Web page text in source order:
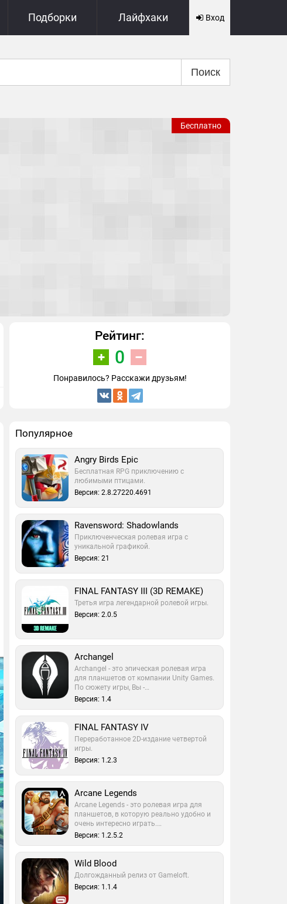
Подборки Лайфхаки Вход
Поиск
Бесплатно
Рейтинг:
0
Понравилось? Расскажи друзьям!
Популярное
Angry Birds Epic
Бесплатная RPG приключению с
любимыми птицами.
Версия: 2.8.27220.4691
Ravensword: Shadowlands
Приключенческая ролевая игра с
уникальной графикой.
Версия: 21
FINAL FANTASY III (3D REMAKE)
Третья игра легендарной ролевой игры.
Версия: 2.0.5
Archangel
Archangel - это эпическая ролевая игра
для планшетов от компании Unity Games.
По сюжету игры, Вы -…
Версия: 1.4
FINAL FANTASY IV
Переработанное 2D-издание четвертой
игры.
Версия: 1.2.3
Arcane Legends
Arcane Legends - это ролевая игра для
планшетов, в которую реально удобно и
очень интересно играть.…
Версия: 1.2.5.2
Wild Blood
Долгожданный релиз от Gameloft.
Версия: 1.1.4